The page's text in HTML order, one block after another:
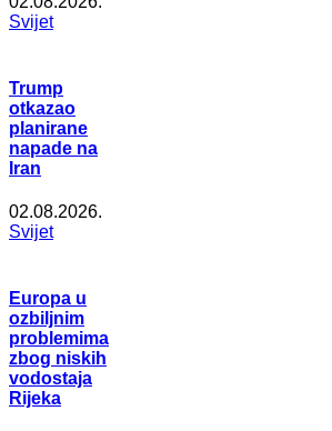
Svijet
Trump
otkazao
planirane
napade na
Iran
02.08.2026.
Svijet
Europa u
ozbiljnim
problemima
zbog niskih
vodostaja
Rijeka